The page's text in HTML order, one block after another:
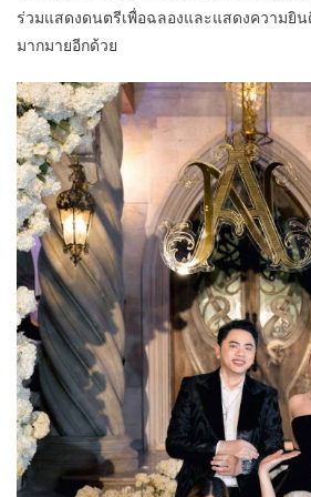
ร่วมแสดงดนตรีเพื่อฉลองและแสดงความยิน
มากมายอีกด้วย